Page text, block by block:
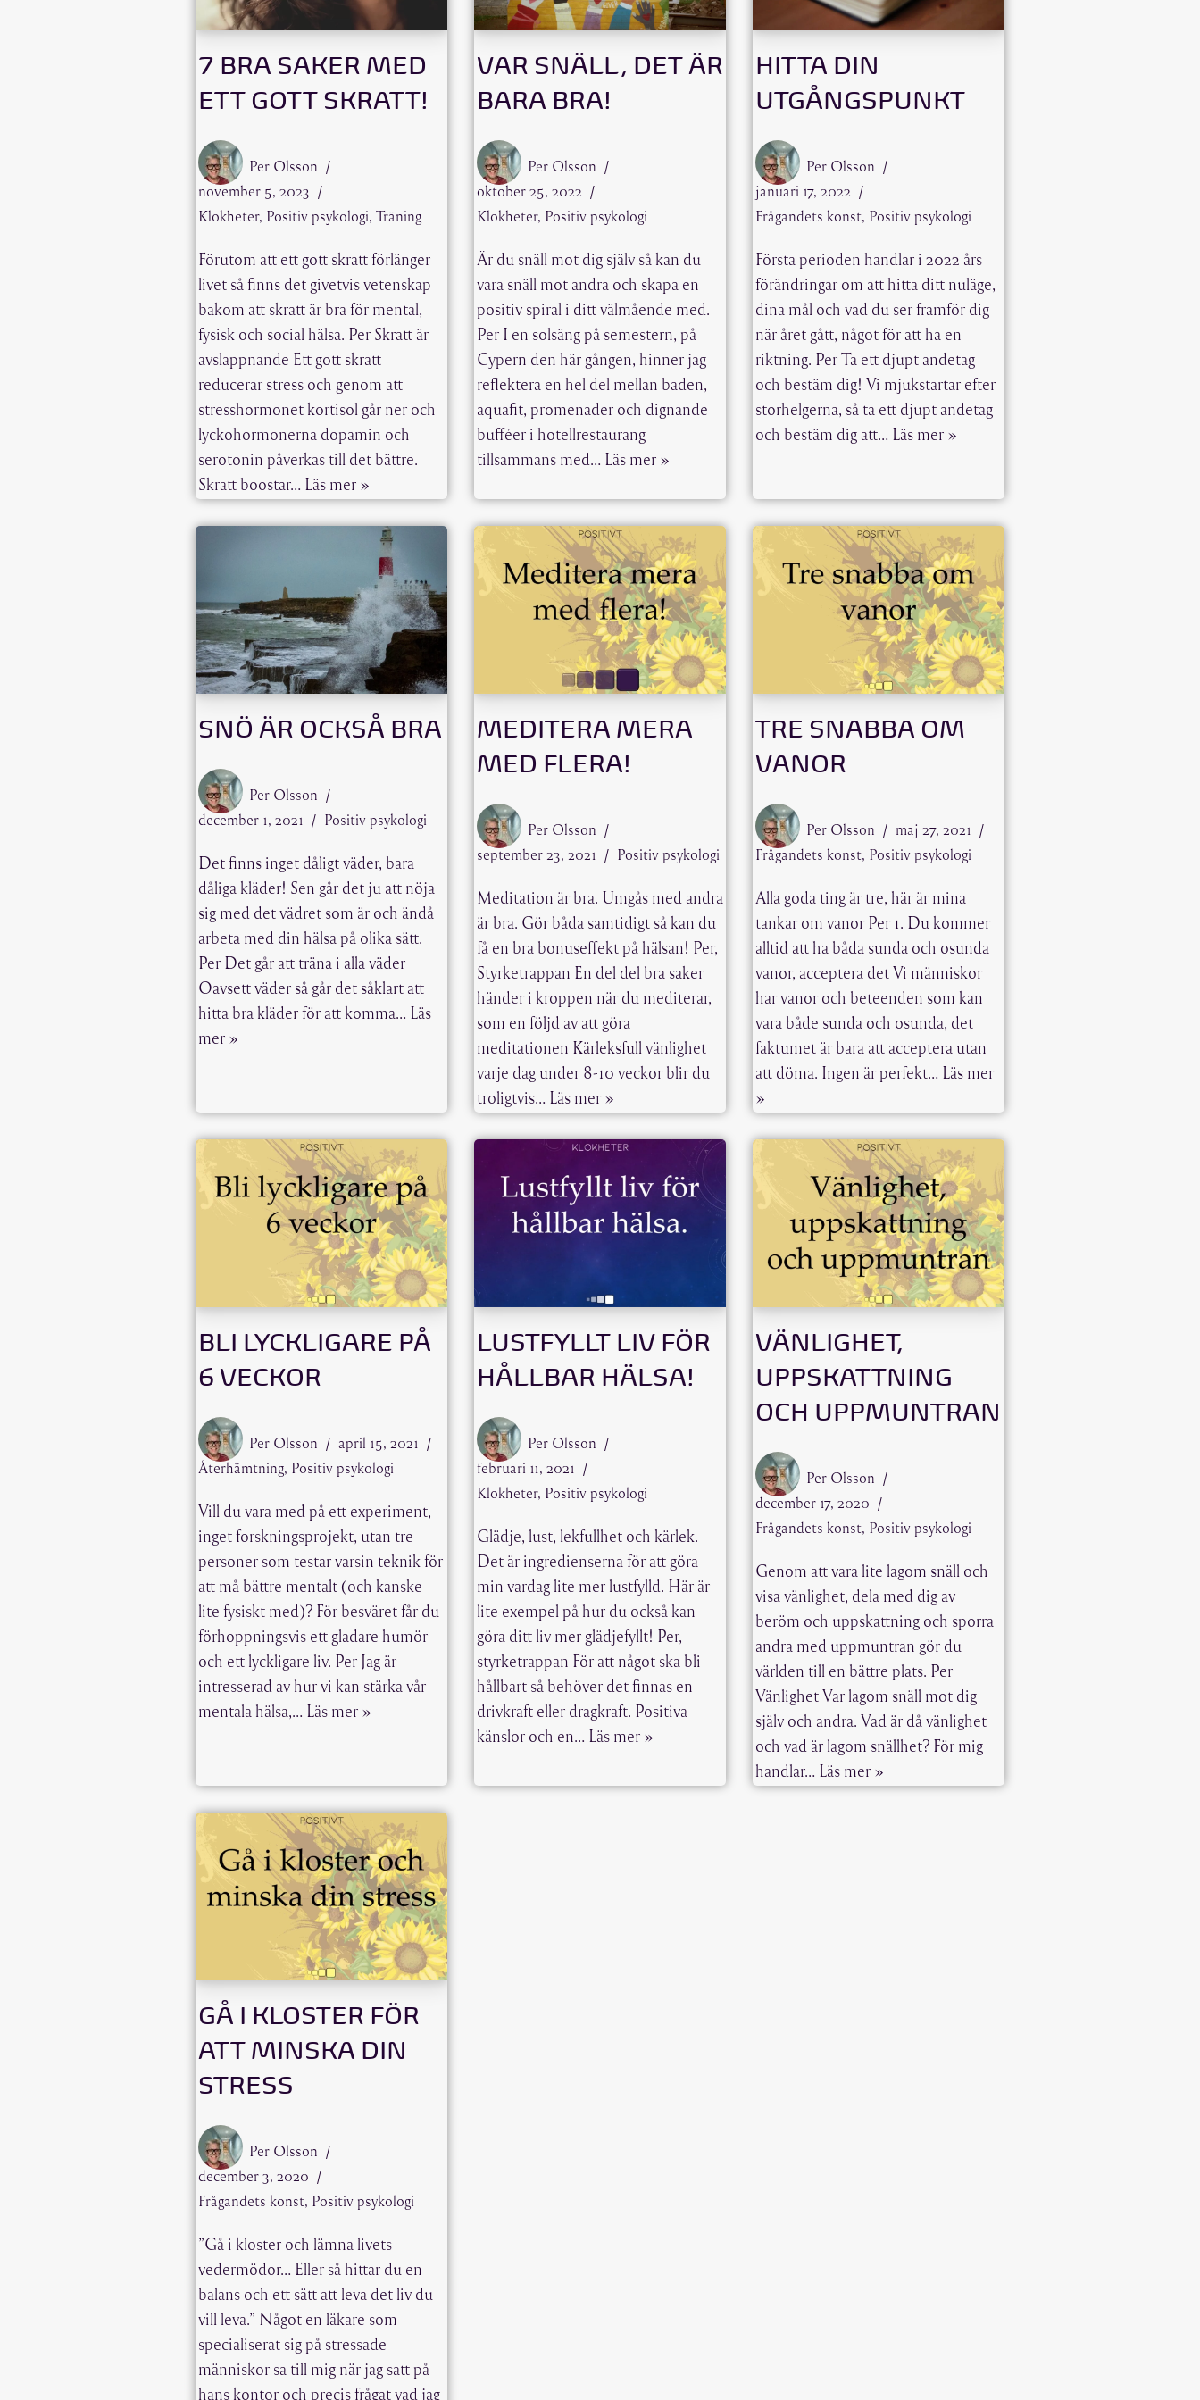
7 BRA SAKER MED
ETT GOTT SKRATT!
Per Olsson
november 5, 2023
Klokheter, Positiv psykologi, Träning
Förutom att ett gott skratt förlänger
livet så finns det givetvis vetenskap
bakom att skratt är bra för mental,
fysisk och social hälsa. Per Skratt är
avslappnande Ett gott skratt
reducerar stress och genom att
stresshormonet kortisol går ner och
lyckohormonerna dopamin och
serotonin påverkas till det bättre.
Skratt boostar… Läs mer »
VAR SNÄLL, DET ÄR
BARA BRA!
Per Olsson
oktober 25, 2022
Klokheter, Positiv psykologi
Är du snäll mot dig själv så kan du
vara snäll mot andra och skapa en
positiv spiral i ditt välmående med.
Per I en solsäng på semestern, på
Cypern den här gången, hinner jag
reflektera en hel del mellan baden,
aquafit, promenader och dignande
bufféer i hotellrestaurang
tillsammans med… Läs mer »
HITTA DIN
UTGÅNGSPUNKT
Per Olsson
januari 17, 2022
Frågandets konst, Positiv psykologi
Första perioden handlar i 2022 års
förändringar om att hitta ditt nuläge,
dina mål och vad du ser framför dig
när året gått, något för att ha en
riktning. Per Ta ett djupt andetag
och bestäm dig! Vi mjukstartar efter
storhelgerna, så ta ett djupt andetag
och bestäm dig att… Läs mer »
SNÖ ÄR OCKSÅ BRA
Per Olsson
december 1, 2021
Positiv psykologi
Det finns inget dåligt väder, bara
dåliga kläder! Sen går det ju att nöja
sig med det vädret som är och ändå
arbeta med din hälsa på olika sätt.
Per Det går att träna i alla väder
Oavsett väder så går det såklart att
hitta bra kläder för att komma… Läs
mer »
MEDITERA MERA
MED FLERA!
Per Olsson
september 23, 2021
Positiv psykologi
Meditation är bra. Umgås med andra
är bra. Gör båda samtidigt så kan du
få en bra bonuseffekt på hälsan! Per,
Styrketrappan En del del bra saker
händer i kroppen när du mediterar,
som en följd av att göra
meditationen Kärleksfull vänlighet
varje dag under 8-10 veckor blir du
troligtvis… Läs mer »
TRE SNABBA OM
VANOR
Per Olsson
maj 27, 2021
Frågandets konst, Positiv psykologi
Alla goda ting är tre, här är mina
tankar om vanor Per 1. Du kommer
alltid att ha båda sunda och osunda
vanor, acceptera det Vi människor
har vanor och beteenden som kan
vara både sunda och osunda, det
faktumet är bara att acceptera utan
att döma. Ingen är perfekt… Läs mer
»
BLI LYCKLIGARE PÅ
6 VECKOR
Per Olsson
april 15, 2021
Återhämtning, Positiv psykologi
Vill du vara med på ett experiment,
inget forskningsprojekt, utan tre
personer som testar varsin teknik för
att må bättre mentalt (och kanske
lite fysiskt med)? För besväret får du
förhoppningsvis ett gladare humör
och ett lyckligare liv. Per Jag är
intresserad av hur vi kan stärka vår
mentala hälsa,… Läs mer »
LUSTFYLLT LIV FÖR
HÅLLBAR HÄLSA!
Per Olsson
februari 11, 2021
Klokheter, Positiv psykologi
Glädje, lust, lekfullhet och kärlek.
Det är ingredienserna för att göra
min vardag lite mer lustfylld. Här är
lite exempel på hur du också kan
göra ditt liv mer glädjefyllt! Per,
styrketrappan För att något ska bli
hållbart så behöver det finnas en
drivkraft eller dragkraft. Positiva
känslor och en… Läs mer »
VÄNLIGHET,
UPPSKATTNING
OCH UPPMUNTRAN
Per Olsson
december 17, 2020
Frågandets konst, Positiv psykologi
Genom att vara lite lagom snäll och
visa vänlighet, dela med dig av
beröm och uppskattning och sporra
andra med uppmuntran gör du
världen till en bättre plats. Per
Vänlighet Var lagom snäll mot dig
själv och andra. Vad är då vänlighet
och vad är lagom snällhet? För mig
handlar… Läs mer »
GÅ I KLOSTER FÖR
ATT MINSKA DIN
STRESS
Per Olsson
december 3, 2020
Frågandets konst, Positiv psykologi
”Gå i kloster och lämna livets
vedermödor… Eller så hittar du en
balans och ett sätt att leva det liv du
vill leva.” Något en läkare som
specialiserat sig på stressade
människor sa till mig när jag satt på
hans kontor och precis frågat vad jag